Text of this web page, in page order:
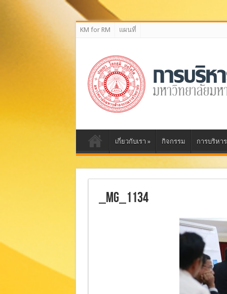
กลุ่มงานบริหารความเสี่ยง สำนักงานตรวจสอบภายใน
KM for RM แผนที่
เกี่ยวกับเรา » กิจกรรม การบริหา
_MG_1134